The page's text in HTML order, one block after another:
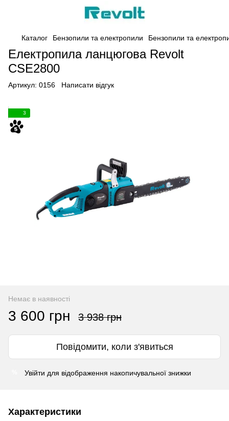
Каталог Бензопили та електропили Бензопили та
Електропила ланцюгова Revolt
CSE2800
Артикул: 0156 Написати відгук
3
Немає в наявності
3 600 грн 3 938 грн
Повідомити, коли з'явиться
Увійти для відображення накопичувальної знижки
Характеристики